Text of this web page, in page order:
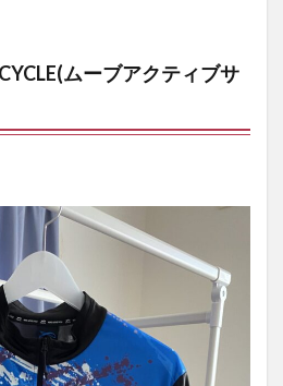
ムーブアクティブサ